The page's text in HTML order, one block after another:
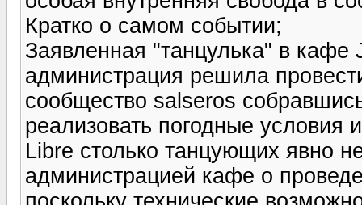
Кратко о самом событии;
Заявленная "танцулька" в кафе
администрация решила
сообщество salseros
реализовать погодные условия
Libre столько танцующих явно
администрацией кафе о